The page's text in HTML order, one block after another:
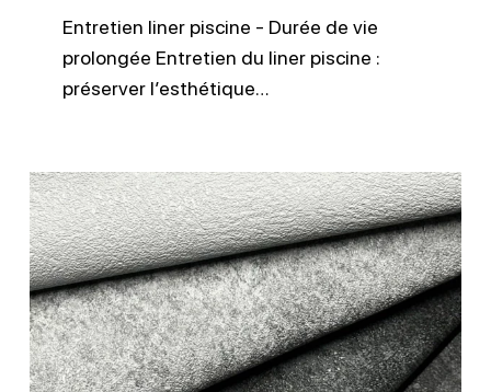
Entretien liner piscine - Durée de vie
prolongée Entretien du liner piscine :
préserver l’esthétique…
Membrane
3D
antidérapante
CGT
Alkor
piscine